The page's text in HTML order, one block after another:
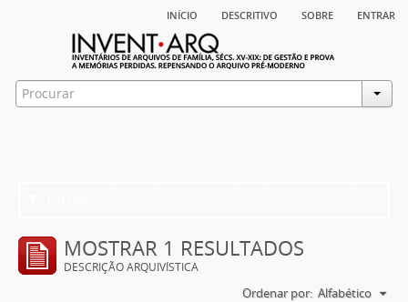
início descritivo sobre entrar
MOSTRAR 1 RESULTADOS
DESCRIÇÃO ARQUIVÍSTICA
Ordenar por: Alfabético